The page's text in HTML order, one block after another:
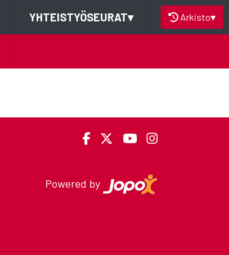
YHTEISTYÖSEURAT▾ Arkisto▾
Powered by